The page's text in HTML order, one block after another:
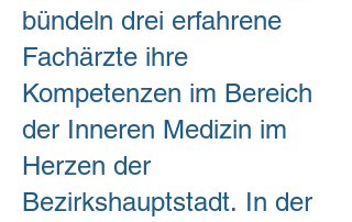
bündeln drei erfahrene
Fachärzte ihre
Kompetenzen im Bereich
der Inneren Medizin im
Herzen der
Bezirkshauptstadt. In der